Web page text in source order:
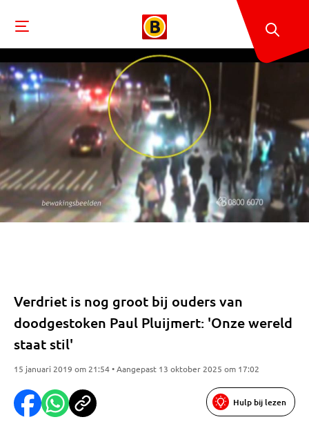
Verdriet is nog groot bij ouders van
doodgestoken Paul Pluijmert: 'Onze wereld
staat stil'
15 januari 2019 om 21:54 • Aangepast 13 oktober 2025 om 17:02
Hulp bij lezen